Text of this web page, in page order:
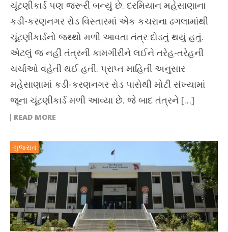
ચૂંટણીકાર્ડ પણ જરૂરી બન્યું છે. દરમિયાન મહેસાણાના
કડી-કરણનગર રોડ વિસ્તારમાં એક કચરાના ઢગલામાંથી
ચૂંટણીકાર્ડનો જથ્થો મળી આવતા તંત્ર દોડતું થયું હતું.
એટલું જ નહીં તંત્રની કામગીરીને લઈને તરેહ-તરેહની
ચર્ચાઓ વહેતી થઈ હતી. પ્રાપ્ત માહિતી અનુસાર
મહેસાણામાં કડી-કરણનગર રોડ પાસેથી મોટી સંખ્યામાં
જૂના ચૂંટણીકાર્ડ મળી આવ્યા છે. જે બાદ તંત્રને […]
READ MORE
ગુજરાત